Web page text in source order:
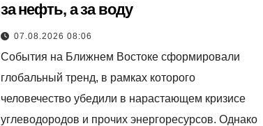
за нефть, а за воду
07.08.2026 08:06
События на Ближнем Востоке сформировали
глобальный тренд, в рамках которого
человечество убедили в нарастающем кризисе
углеводородов и прочих энергоресурсов. Однако